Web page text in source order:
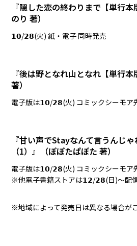
『隠した恋の終わりまで【単行本
のり 著）
𝟭𝟬/𝟮𝟴(火) 紙・電子 同時発売
『後は野となれ山となれ【単行
著）
電子版は𝟭𝟬/𝟮𝟴(火) コミックシーモア
『甘い声でStayなんて言うんじゃ
（1）』
（ぽぽたぱぽた 著）
電子版は𝟭𝟬/𝟮𝟴(火) コミックシーモア
※他電子書籍ストアは𝟭𝟮/𝟮𝟴(日)〜配
※地域によって発売日は異なる場合が